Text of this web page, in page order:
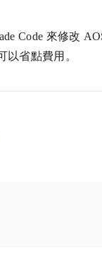
Code 來修改
以省點費用。